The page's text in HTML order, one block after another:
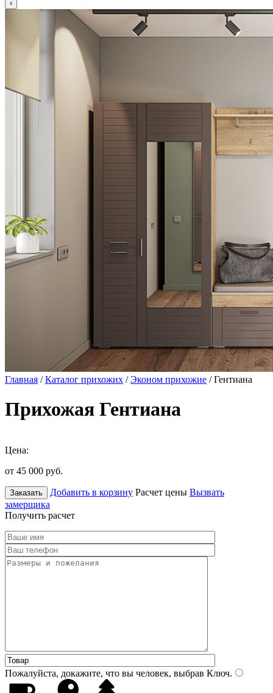
Главная /Каталог прихожих /Эконом прихожие / Гентиана
Прихожая Гентиана
Цена:
от 45 000 руб.
Заказать Добавить в корзину Расчет цены Вызвать
замерщика
Получить расчет
Пожалуйста, докажите, что вы человек, выбрав Ключ.